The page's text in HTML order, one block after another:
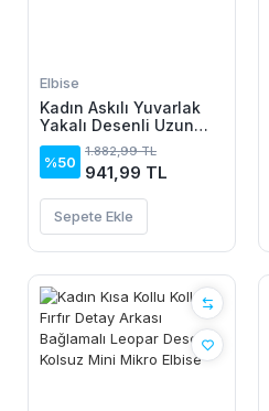
Elbise
Kadın Askılı Yuvarlak
Yakalı Desenli Uzun
Süprem Elbise
%50
1.882,99 TL
941,99 TL
Sepete Ekle